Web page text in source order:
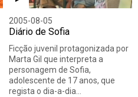
2005-08-05
Diário de Sofia
Ficção juvenil protagonizada por
Marta Gil que interpreta a
personagem de Sofia,
adolescente de 17 anos, que
regista o dia-a-dia…